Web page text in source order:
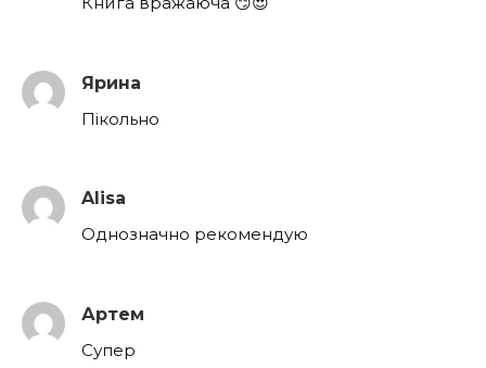
Ярина
Пікольно
Alisa
Однозначно рекомендую
Артем
Супер